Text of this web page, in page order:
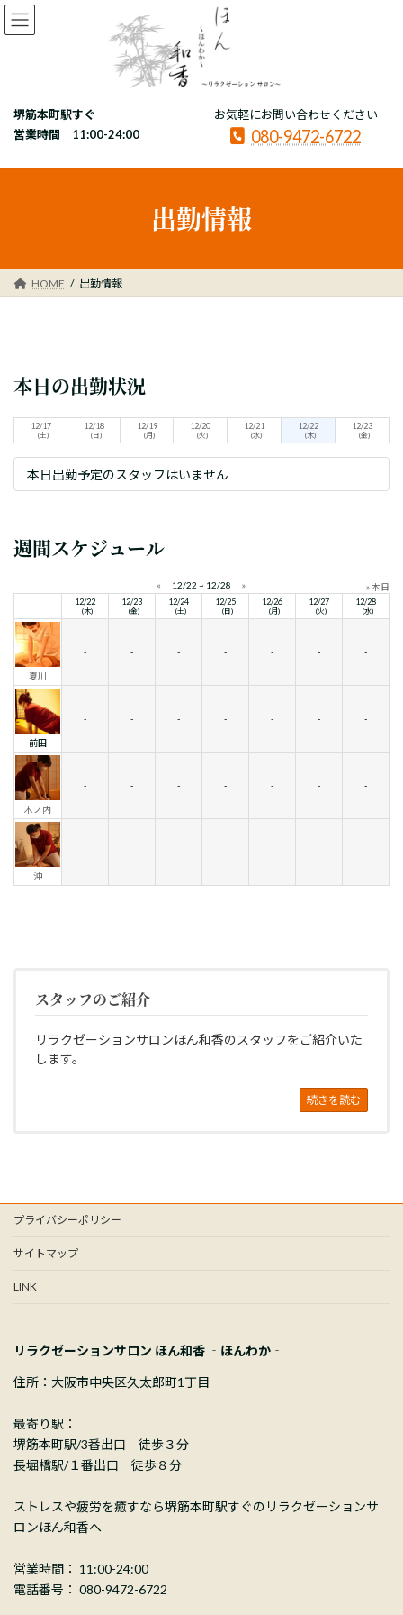
コ
ン
プ
ナ
ビ
動
堺筋本町駅すぐ
営業時間 11:00-24:00
お気軽にお問い合わせください
080-9472-6722
出勤情報
HOME 出勤情報
本日の出勤状況
12/17
(土)
12/18
(日)
12/19
(月)
12/20
(火)
12/21
(水)
12/22
(木)
12/23
(金)
本日出勤予定のスタッフはいません
週間スケジュール
« 12/22 ~ 12/28 » » 本日
12/22
(木)
12/23
(金)
12/24
(土)
12/25
(日)
12/26
(月)
12/27
(火)
12/28
(水)
夏川
- - - - - - -
前田
- - - - - - -
木ノ内
- - - - - - -
沖
- - - - - - -
スタッフのご紹介
リラクゼーションサロンほん和香のスタッフをご紹介いた
します。
続きを読む
プライバシーポリシー
サイトマップ
LINK
リラクゼーションサロン ほん和香 ‐ほんわか‐
住所：大阪市中央区久太郎町1丁目
最寄り駅：
堺筋本町駅/3番出口 徒歩３分
長堀橋駅/１番出口 徒歩８分
ストレスや疲労を癒すなら堺筋本町駅すぐのリラクゼーションサ
ロンほん和香へ
営業時間： 11:00-24:00
電話番号： 080-9472-6722